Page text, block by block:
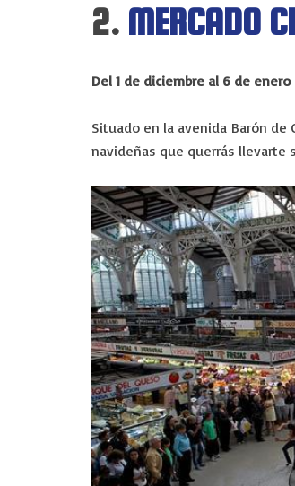
2. MERCADO
Del 1 de diciembre al 6 de enero
Situado en la avenida Barón de
navideñas que querrás llevarte